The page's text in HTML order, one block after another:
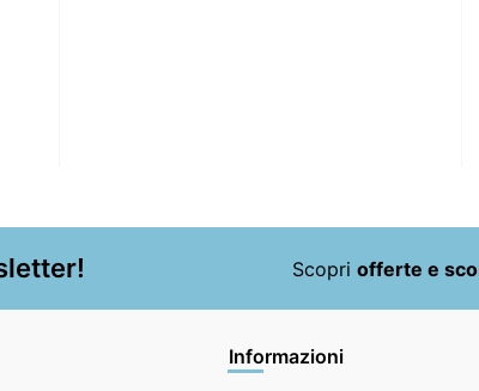
Scopri offerte e
Informazioni